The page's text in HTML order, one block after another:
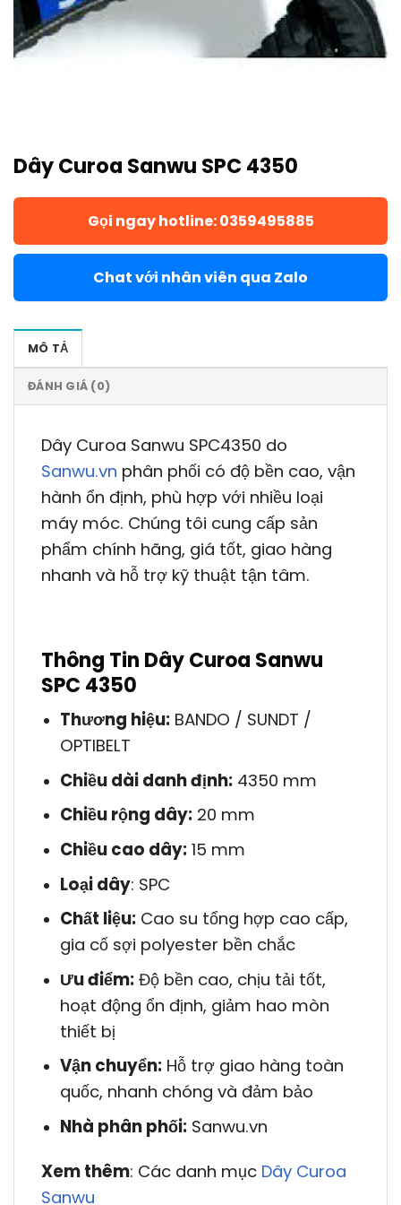
Dây Curoa Sanwu SPC 4350
Gọi ngay hotline: 0359495885
Chat với nhân viên qua Zalo
MÔ TẢ
ĐÁNH GIÁ (0)
Dây Curoa Sanwu SPC4350 do
Sanwu.vn phân phối có độ bền cao, vận
hành ổn định, phù hợp với nhiều loại
máy móc. Chúng tôi cung cấp sản
phẩm chính hãng, giá tốt, giao hàng
nhanh và hỗ trợ kỹ thuật tận tâm.
Thông Tin Dây Curoa Sanwu
SPC 4350
Thương hiệu:BANDO / SUNDT /
OPTIBELT
Chiều dài danh định:4350 mm
Chiều rộng dây:20 mm
Chiều cao dây:15 mm
Loại dây: SPC
Chất liệu:Cao su tổng hợp cao cấp,
gia cố sợi polyester bền chắc
Ưu điểm:Độ bền cao, chịu tải tốt,
hoạt động ổn định, giảm hao mòn
thiết bị
Vận chuyển:Hỗ trợ giao hàng toàn
quốc, nhanh chóng và đảm bảo
Nhà phân phối:Sanwu.vn
Xem thêm: Các danh mục Dây Curoa
Sanwu